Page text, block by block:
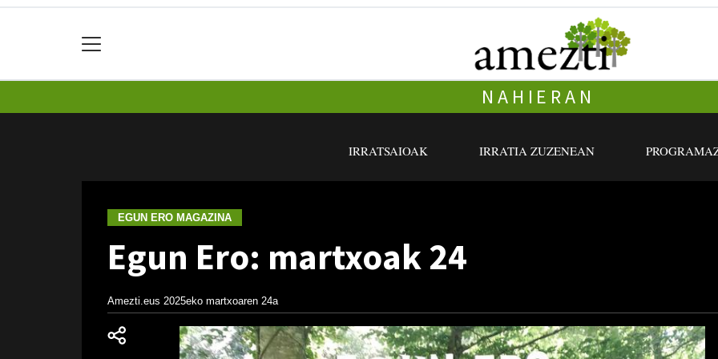
NAHIERAN
IRRATSAIOAK IRRATIA ZUZENEAN
EGUN ERO MAGAZINA
Egun Ero: martxoak 24
Amezti.eus 2025eko martxoaren 24a